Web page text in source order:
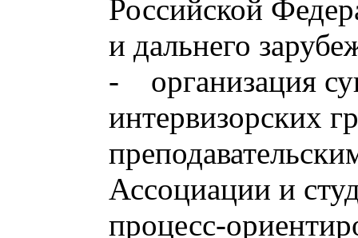
Российской
и дальнего
- организация
интервизорских
Ассоциации и
процесс-